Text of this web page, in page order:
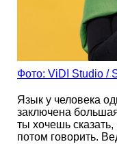
Фото: ViDI Studio /
Язык у человека
заключена
ты хочешь
потом говорить.